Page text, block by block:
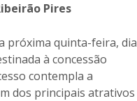
Pires
próxima quinta-feira, dia
à concessão
contempla a
dos principais atrativos